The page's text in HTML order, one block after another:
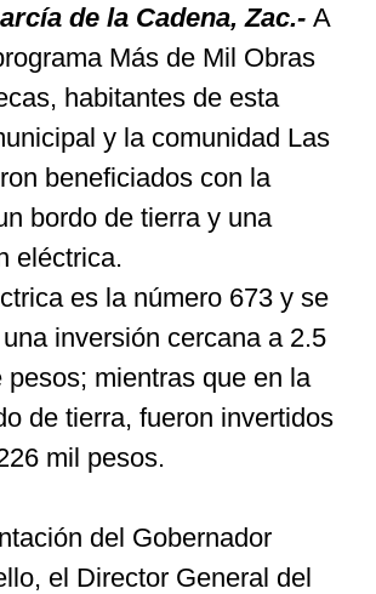
Municipios
Especiales
Nacional
Opinión
Cultura
Nosotros
de la Cadena, Zac.- A
Más de Mil Obras
habitantes de esta
y la comunidad Las
beneficiados con la
bordo de tierra y una
eléctrica.
es la número 673 y se
inversión cercana a 2.5
pesos; mientras que en la
de tierra, fueron invertidos
mil pesos.
del Gobernador
el Director General del